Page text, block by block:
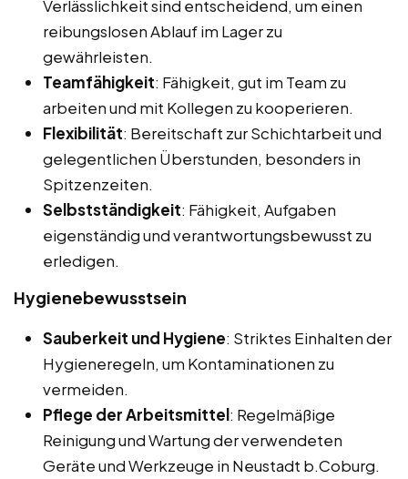
Verlässlichkeit sind entscheidend, um einen
reibungslosen Ablauf im Lager zu
gewährleisten.
Teamfähigkeit: Fähigkeit, gut im Team zu
arbeiten und mit Kollegen zu kooperieren.
Flexibilität: Bereitschaft zur Schichtarbeit und
gelegentlichen Überstunden, besonders in
Spitzenzeiten.
Selbstständigkeit: Fähigkeit, Aufgaben
eigenständig und verantwortungsbewusst zu
erledigen.
Hygienebewusstsein
Sauberkeit und Hygiene: Striktes Einhalten der
Hygieneregeln, um Kontaminationen zu
vermeiden.
Pflege der Arbeitsmittel: Regelmäßige
Reinigung und Wartung der verwendeten
Geräte und Werkzeuge in Neustadt b.Coburg.